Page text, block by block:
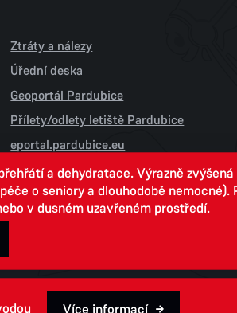
Ztráty a nálezy
Úřední deska
Geoportál Pardubice
Přílety/odlety letiště Pardubice
eportal.pardubice.eu
a dehydratace. Výrazně
o seniory a dlouhodobě
v dusném uzavřeném prostředí.
Více informací